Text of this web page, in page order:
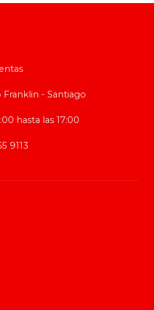
Franklin - Santiago
hasta las 17:00
9113